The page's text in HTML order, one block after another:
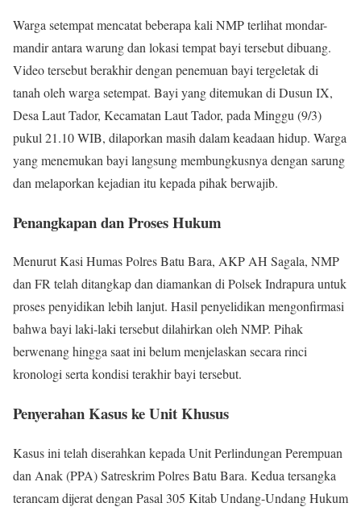
Warga setempat mencatat beberapa kali NMP terlihat mondar-
mandir antara warung dan lokasi tempat bayi tersebut dibuang.
Video tersebut berakhir dengan penemuan bayi tergeletak di
tanah oleh warga setempat. Bayi yang ditemukan di Dusun IX,
Desa Laut Tador, Kecamatan Laut Tador, pada Minggu (9/3)
pukul 21.10 WIB, dilaporkan masih dalam keadaan hidup. Warga
yang menemukan bayi langsung membungkusnya dengan sarung
dan melaporkan kejadian itu kepada pihak berwajib.
Penangkapan dan Proses Hukum
Menurut Kasi Humas Polres Batu Bara, AKP AH Sagala, NMP
dan FR telah ditangkap dan diamankan di Polsek Indrapura untuk
proses penyidikan lebih lanjut. Hasil penyelidikan mengonfirmasi
bahwa bayi laki-laki tersebut dilahirkan oleh NMP. Pihak
berwenang hingga saat ini belum menjelaskan secara rinci
kronologi serta kondisi terakhir bayi tersebut.
Penyerahan Kasus ke Unit Khusus
Kasus ini telah diserahkan kepada Unit Perlindungan Perempuan
dan Anak (PPA) Satreskrim Polres Batu Bara. Kedua tersangka
terancam dijerat dengan Pasal 305 Kitab Undang-Undang Hukum